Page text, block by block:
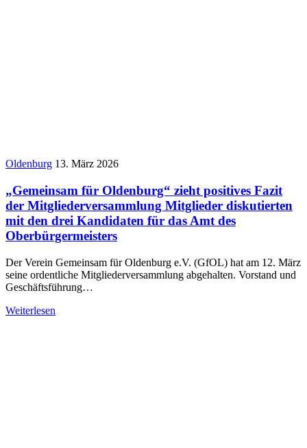
Oldenburg 13. März 2026
„Gemeinsam für Oldenburg“ zieht positives Fazit
der Mitgliederversammlung Mitglieder diskutierten
mit den drei Kandidaten für das Amt des
Oberbürgermeisters
Der Verein Gemeinsam für Oldenburg e.V. (GfOL) hat am 12. März
seine ordentliche Mitgliederversammlung abgehalten. Vorstand und
Geschäftsführung…
Weiterlesen